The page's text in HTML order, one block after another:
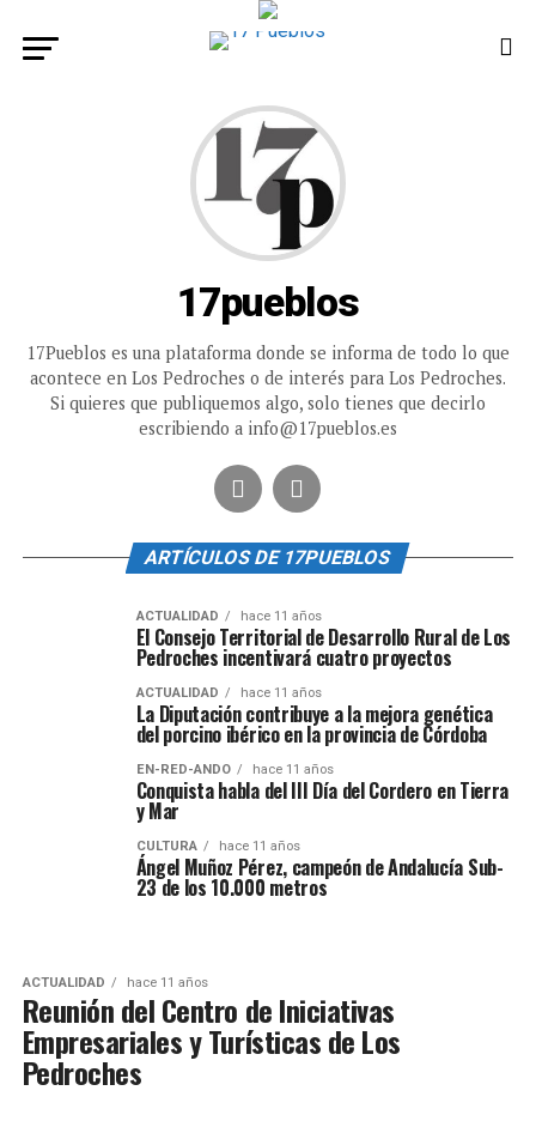
17pueblos
17Pueblos es una plataforma donde se informa de todo lo que
acontece en Los Pedroches o de interés para Los Pedroches.
Si quieres que publiquemos algo, solo tienes que decirlo
escribiendo a info@17pueblos.es
ARTÍCULOS DE 17PUEBLOS
ACTUALIDAD hace 11 años
El Consejo Territorial de Desarrollo Rural de Los
Pedroches incentivará cuatro proyectos
ACTUALIDAD hace 11 años
La Diputación contribuye a la mejora genética
del porcino ibérico en la provincia de Córdoba
EN-RED-ANDO hace 11 años
Conquista habla del III Día del Cordero en Tierra
y Mar
CULTURA hace 11 años
Ángel Muñoz Pérez, campeón de Andalucía Sub-
23 de los 10.000 metros
ACTUALIDAD hace 11 años
Reunión del Centro de Iniciativas
Empresariales y Turísticas de Los
Pedroches